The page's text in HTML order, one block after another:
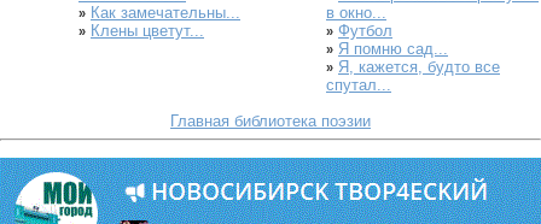
» Как замечательны...
» Клены цветут...
в окно...
» Футбол
» Я помню сад...
» Я, кажется, будто все
спутал...
Главная библиотека поэзии